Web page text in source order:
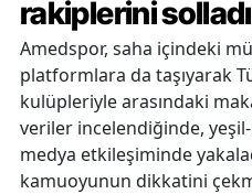
rakiplerini solladı
Amedspor, saha içindeki
platformlara da taşıyarak
kulüpleriyle arasındaki
veriler incelendiğinde, yeşil-
medya etkileşiminde
kamuoyunun dikkatini